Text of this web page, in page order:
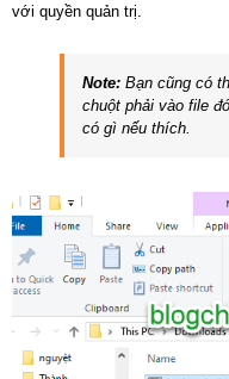
với quyền quản trị.
Note: Bạn cũng có
chuột phải vào file
có gì nếu thích.